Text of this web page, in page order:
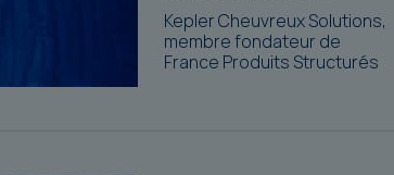
Kepler Cheuvreux Solutions,
membre fondateur de
France Produits Structurés